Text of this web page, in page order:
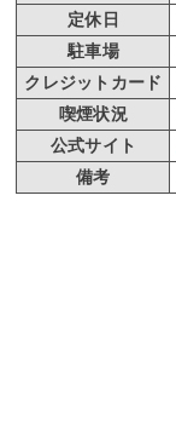
定休日
駐車場
クレジットカード
喫煙状況
公式サイト
備考